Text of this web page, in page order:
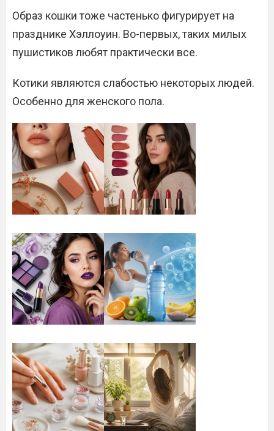
Образ кошки тоже частенько фигурирует на
празднике Хэллоуин. Во-первых, таких милых
пушистиков любят практически все.
Котики являются слабостью некоторых людей.
Особенно для женского пола.